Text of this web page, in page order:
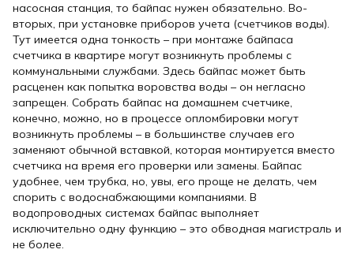
насосная станция, то байпас нужен обязательно. Во-
вторых, при установке приборов учета (счетчиков воды).
Тут имеется одна тонкость – при монтаже байпаса
счетчика в квартире могут возникнуть проблемы с
коммунальными службами. Здесь байпас может быть
расценен как попытка воровства воды – он негласно
запрещен. Собрать байпас на домашнем счетчике,
конечно, можно, но в процессе опломбировки могут
возникнуть проблемы – в большинстве случаев его
заменяют обычной вставкой, которая монтируется вместо
счетчика на время его проверки или замены. Байпас
удобнее, чем трубка, но, увы, его проще не делать, чем
спорить с водоснабжающими компаниями. В
водопроводных системах байпас выполняет
исключительно одну функцию – это обводная магистраль и
не более.